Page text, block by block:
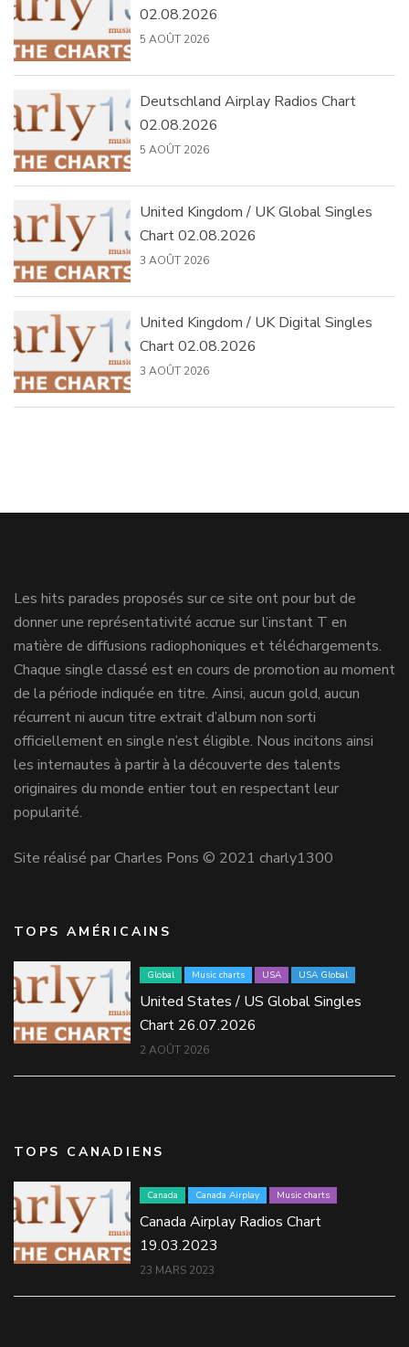
02.08.2026
5 AOÛT 2026
Deutschland Airplay Radios Chart
02.08.2026
5 AOÛT 2026
United Kingdom / UK Global Singles
Chart 02.08.2026
3 AOÛT 2026
United Kingdom / UK Digital Singles
Chart 02.08.2026
3 AOÛT 2026
Les hits parades proposés sur ce site ont pour but de
donner une représentativité accrue sur l’instant T en
matière de diffusions radiophoniques et téléchargements.
Chaque single classé est en cours de promotion au moment
de la période indiquée en titre. Ainsi, aucun gold, aucun
récurrent ni aucun titre extrait d’album non sorti
officiellement en single n’est éligible. Nous incitons ainsi
les internautes à partir à la découverte des talents
originaires du monde entier tout en respectant leur
popularité.
Site réalisé par Charles Pons © 2021 charly1300
TOPS AMÉRICAINS
Global Music charts USA USA Global
United States / US Global Singles
Chart 26.07.2026
2 AOÛT 2026
TOPS CANADIENS
Canada Canada Airplay Music charts
Canada Airplay Radios Chart
19.03.2023
23 MARS 2023